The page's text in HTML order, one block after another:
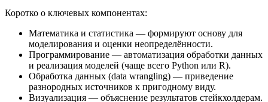
Коротко о ключевых компонентах:
Математика и статистика — формируют основу для
моделирования и оценки неопределённости.
Программирование — автоматизация обработки данных
и реализация моделей (чаще всего Python или R).
Обработка данных (data wrangling) — приведение
разнородных источников к пригодному виду.
Визуализация — объяснение результатов стейкхолдерам.